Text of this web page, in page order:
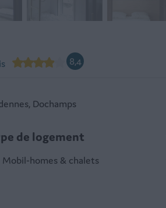
8,4
Dochamps
de logement
Mobil-homes & chalets